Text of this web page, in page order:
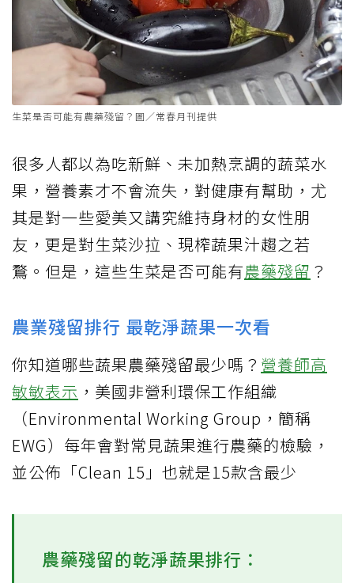
生菜是否可能有農藥殘留？圖／常春月刊提供
很多人都以為吃新鮮、未加熱烹調的蔬菜水
果，營養素才不會流失，對健康有幫助，尤
其是對一些愛美又講究維持身材的女性朋
友，更是對生菜沙拉、現榨蔬果汁趨之若
鶩。但是，這些生菜是否可能有農藥殘留 ？
農業殘留排行 最乾淨蔬果一次看
你知道哪些蔬果農藥殘留最少嗎？ 營養師高
敏敏表示 ，美國非營利環保工作組織
（Environmental Working Group，簡稱
EWG）每年會對常見蔬果進行農藥的檢驗，
並公佈「Clean 15」也就是15款含最少
農藥殘留的乾淨蔬果排行：